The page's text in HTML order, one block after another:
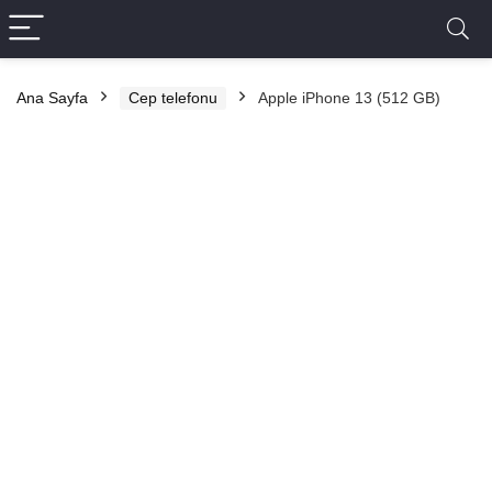
Ana Sayfa Cep telefonu Apple iPhone 13 (512 GB)